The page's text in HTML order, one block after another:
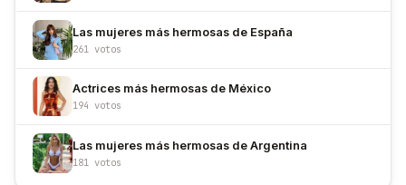
Las mujeres más hermosas de España
261 votos
Actrices más hermosas de México
194 votos
Las mujeres más hermosas de Argentina
181 votos